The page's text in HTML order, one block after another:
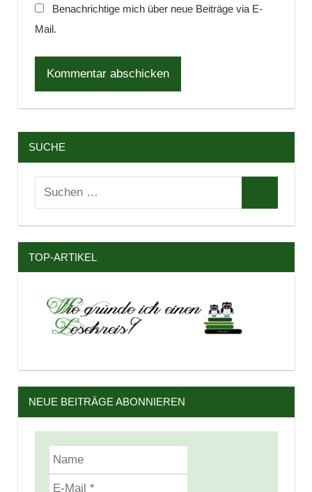
Benachrichtige mich über neue Beiträge via E-
Mail.
SUCHE
Suchen
TOP-ARTIKEL
NEUE BEITRÄGE ABONNIEREN